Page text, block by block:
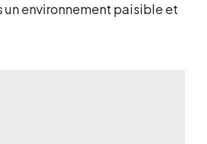
un environnement paisible et